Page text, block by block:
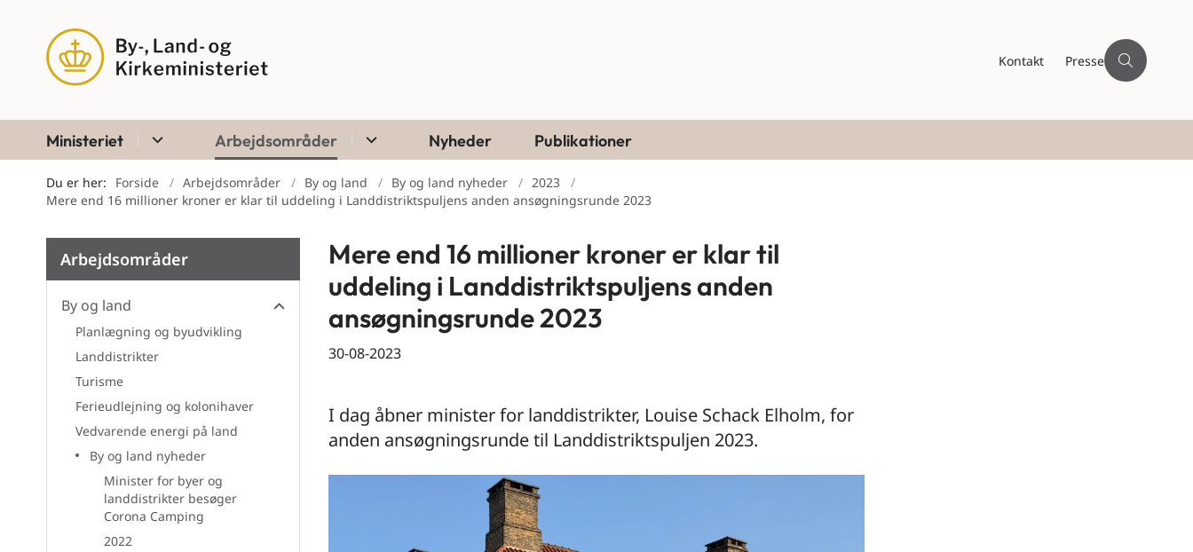
Kontakt Presse
Ministeriet Arbejdsområder Nyheder Publikationer
Du er her: Forside Arbejdsområder By og land By og land nyheder
2023
Mere end 16 millioner kroner er klar til uddeling i Landdistriktspuljens anden ansøgningsrunde 2023
Arbejdsområder
By og land
Planlægning og byudvikling
Landdistrikter
Turisme
Ferieudlejning og kolonihaver
Vedvarende energi på land
By og land nyheder
Minister for byer og
landdistrikter besøger
Corona Camping
2022
Mere end 16 millioner kroner er klar til
uddeling i Landdistriktspuljens anden
ansøgningsrunde 2023
30-08-2023
I dag åbner minister for landdistrikter, Louise Schack Elholm, for
anden ansøgningsrunde til Landdistriktspuljen 2023.